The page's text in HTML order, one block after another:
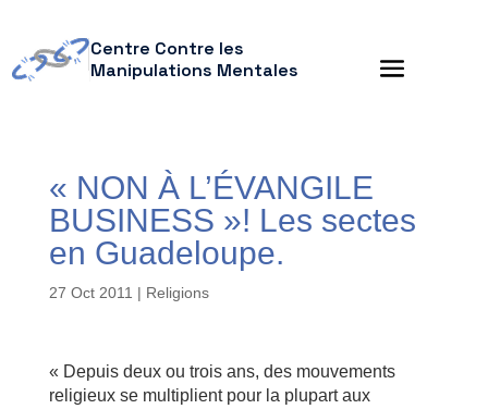
Centre Contre les
Manipulations Mentales
« NON À L’ÉVANGILE
BUSINESS »! Les sectes
en Guadeloupe.
27 Oct 2011 | Religions
« Depuis deux ou trois ans, des mouvements
religieux se multiplient pour la plupart aux